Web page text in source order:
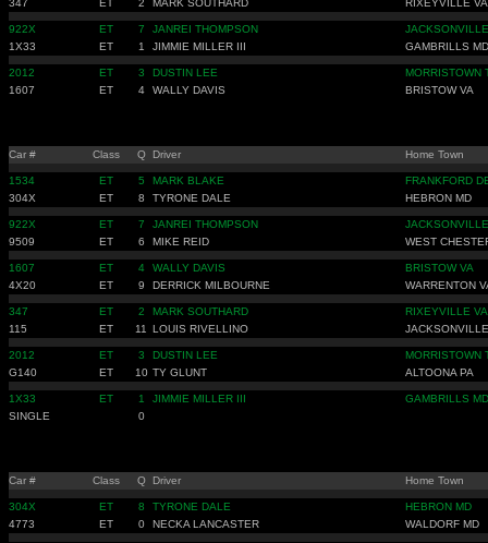
347
ET 2 MARK SOUTHARD RIXEYVILLE VA
922X ET 7 JANREI THOMPSON
1X33
ET 1 JIMMIE MILLER III GAMBRILLS MD
2012 ET 3 DUSTIN LEE
MORRISTOWN
1607
ET 4 WALLY DAVIS BRISTOW VA
Car # Class Q Driver Home Town
1534 ET 5 MARK BLAKE
FRANKFORD
304X
ET 8 TYRONE DALE HEBRON MD
922X ET 7 JANREI THOMPSON
9509
ET 6 MIKE REID WEST
1607 ET 4 WALLY DAVIS
BRISTOW VA
4X20
ET 9 DERRICK MILBOURNE WARRENTON
347 ET 2 MARK SOUTHARD
RIXEYVILLE VA
115
ET 11 LOUIS RIVELLINO
2012 ET 3 DUSTIN LEE
MORRISTOWN
G140
ET 10 TY GLUNT ALTOONA PA
1X33 ET 1 JIMMIE MILLER III
GAMBRILLS MD
SINGLE
0
Car # Class Q Driver Home Town
304X ET 8 TYRONE DALE
HEBRON MD
4773
ET 0 NECKA LANCASTER WALDORF MD